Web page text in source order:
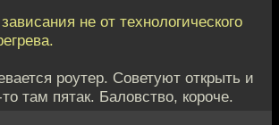
не от технологического
роутер. Советуют открыть и
там пятак. Баловство, короче.